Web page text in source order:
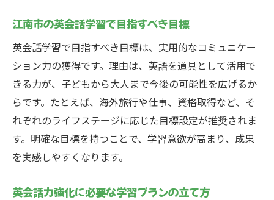
江南市の英会話学習で目指すべき目標
英会話学習で目指すべき目標は、実用的なコミュニケー
ション力の獲得です。理由は、英語を道具として活用で
きる力が、子どもから大人まで今後の可能性を広げるか
らです。たとえば、海外旅行や仕事、資格取得など、そ
れぞれのライフステージに応じた目標設定が推奨されま
す。明確な目標を持つことで、学習意欲が高まり、成果
を実感しやすくなります。
英会話力強化に必要な学習プランの立て方